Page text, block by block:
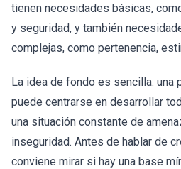
tienen necesidades básicas,
y seguridad, y también
complejas, como pertenencia,
La idea de fondo es sencilla: una
puede centrarse en desarrollar
una situación constante de
inseguridad. Antes de hablar de
conviene mirar si hay una base